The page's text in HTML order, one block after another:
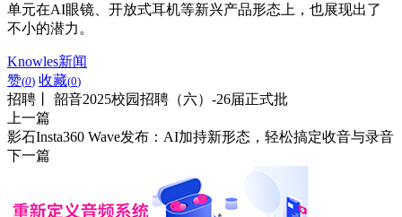
单元在AI眼镜、开放式耳机等新兴产品形态上，也展现出了
不小的潜力。
Knowles新闻
赞(0) 收藏(0)
招聘丨 韶音2025校园招聘（六）-26届正式批
上一篇
影石Insta360 Wave发布：AI加持新形态，轻松搞定收音与录音
下一篇